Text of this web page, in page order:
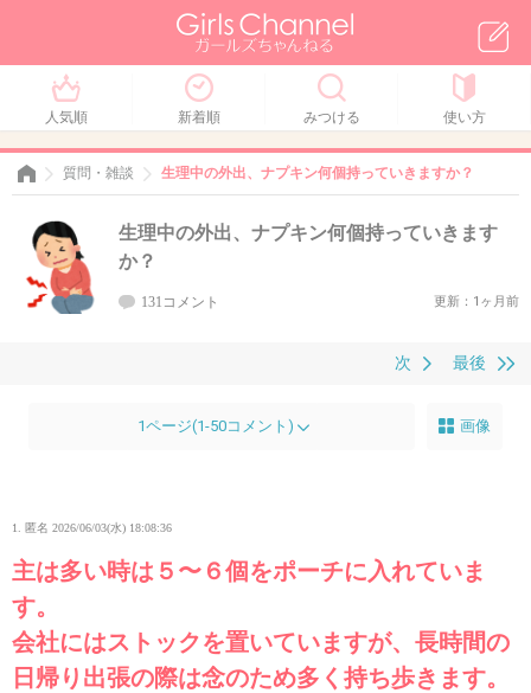
人気順 新着順 みつける 使い方
質問・雑談 生理中の外出、ナプキン何個持っていきますか？
生理中の外出、ナプキン何個持っていきます
か？
131コメント 更新：1ヶ月前
最後
次
1ページ(1-50コメント) 画像
1. 匿名 2026/06/03(水) 18:08:36
主は多い時は５〜６個をポーチに入れていま
す。
会社にはストックを置いていますが、長時間の
日帰り出張の際は念のため多く持ち歩きます。